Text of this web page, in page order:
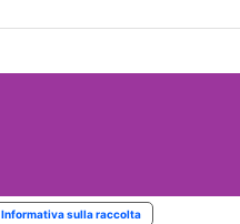
Informativa sulla raccolta